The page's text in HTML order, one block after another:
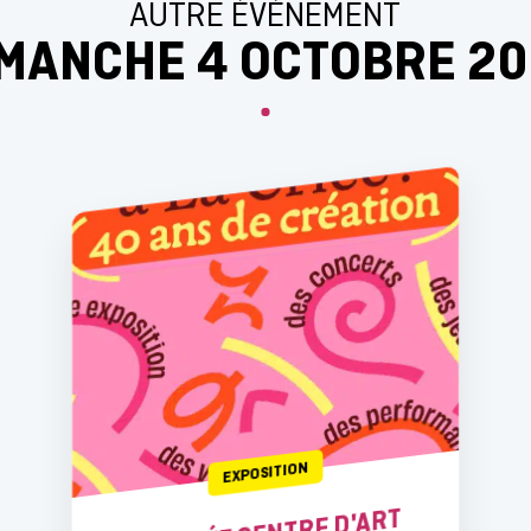
AUTRE ÉVÉNEMENT
4 OCTOBRE
EXPOSITION